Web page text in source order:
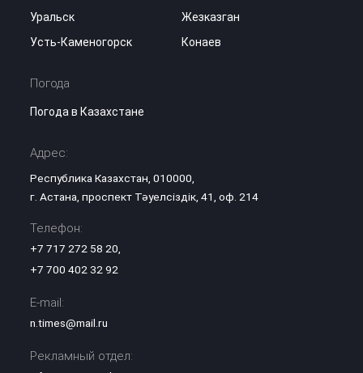
Уральск
Жезказган
Усть-Каменогорск
Конаев
Погода
Погода в Казахстане
Адрес:
Республика Казахстан, 010000,
г. Астана, проспект Тәуелсіздік, 41, оф. 214
Телефон:
+7 717 272 58 20,
+7 700 402 32 92
E-mail:
n.times@mail.ru
Рекламный отдел: